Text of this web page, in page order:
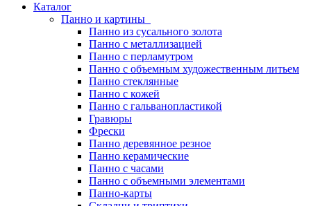
Каталог
Панно и картины
Панно из сусального золота
Панно с металлизацией
Панно с перламутром
Панно с объемным художественным литьем
Панно стеклянные
Панно с кожей
Панно с гальванопластикой
Гравюры
Фрески
Панно деревянное резное
Панно керамические
Панно с часами
Панно с объемными элементами
Панно-карты